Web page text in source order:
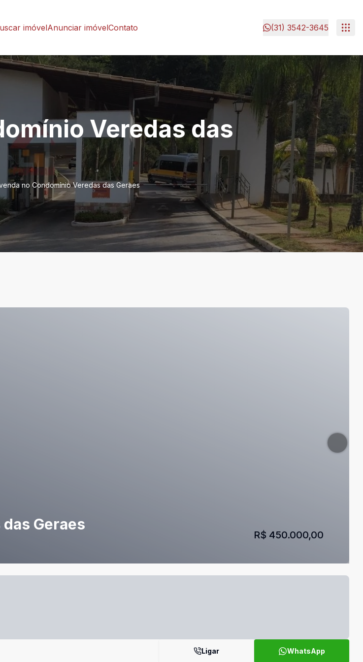
imóvelAnunciar imóvelContato (31) 3542-3645
Veredas das
no Condomínio Veredas das Geraes
Geraes
R$ 450.000,00
Ligar WhatsApp